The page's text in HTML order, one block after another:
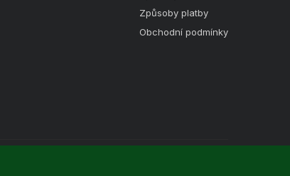
Způsoby platby
Obchodní podmínky